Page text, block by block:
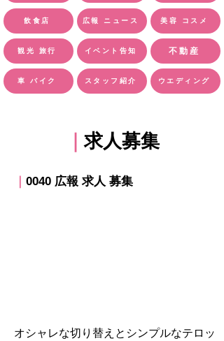
飲食店 広報 ニュース 美容 コスメ
観光 旅行 イベント告知 不動産
車 バイク スタッフ紹介 ウエディング
｜求人募集
0040 広報 求人 募集
オシャレな切り替えとシンプルなテロッ